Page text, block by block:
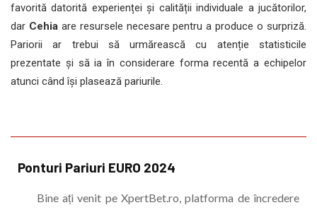
favorită datorită experienței și calității individuale a jucătorilor,
dar Cehiaare resursele necesare pentru a produce o surpriză.
Pariorii ar trebui să urmărească cu atenție statisticile
prezentate și să ia în considerare forma recentă a echipelor
atunci când își plasează pariurile.
Ponturi Pariuri EURO 2024
Bine ați venit pe XpertBet.ro, platforma de încredere